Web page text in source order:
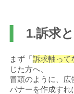
1.訴求
まず「 訴求軸って
じた方へ、
冒頭のように、
バナーを作成すれ